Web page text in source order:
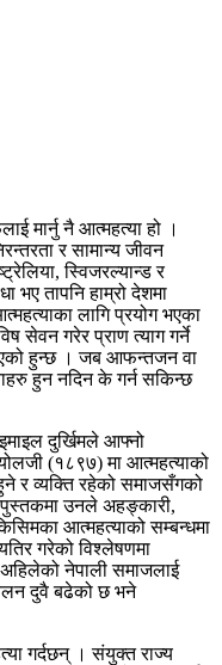
नै आत्महत्या हो ।
र सामान्य जीवन
स्विजरल्यान्ड र
भए तापनि हाम्रो देशमा
लागि प्रयोग भएका
सेवन गरेर प्राण त्याग गर्ने
हुन्छ । जब आफन्तजन वा
हुन नदिन के गर्न सकिन्छ
दुर्खिमले आफ्नो
(१८९७) मा आत्महत्याको
र व्यक्ति रहेको समाजसँगको
पुस्तकमा उनले अहङ्कारी,
आत्महत्याको सम्बन्धमा
गरेको विश्लेषणमा
नेपाली समाजलाई
दुवै बढेको छ भने
गर्दछन् । संयुक्त राज्य